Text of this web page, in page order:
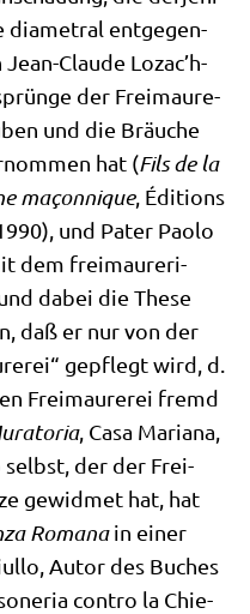
dia­me­tral ent­ge­gen­
Clau­de Lozac’h­
der Frei­mau­re­
und die Bräu­che
hat (Fils de la
maçon­ni­que, Édi­ti­ons
und Pater Pao­lo
dem frei­mau­re­ri­
dabei die The­se
daß er nur von der
gepflegt wird, d.
Frei­mau­re­rei fremd
, Casa Maria­na,
selbst, der der Frei­
gewid­met hat, hat
Roma­nain einer
Autor des Buches
con­tro la Chie­